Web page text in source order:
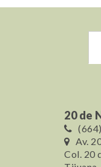
20 de
Av.
Col. 20